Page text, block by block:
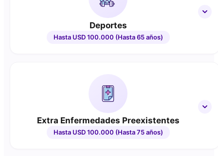
Deportes
Hasta USD 100.000 (Hasta 65 años)
Extra Enfermedades Preexistentes
Hasta USD 100.000 (Hasta 75 años)